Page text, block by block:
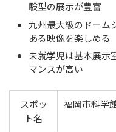
験型の展示が豊富
九州最大級のドーム
ある映像を楽しめる
未就学児は基本展示
マンスが高い
スポッ
ト名
福岡市科学